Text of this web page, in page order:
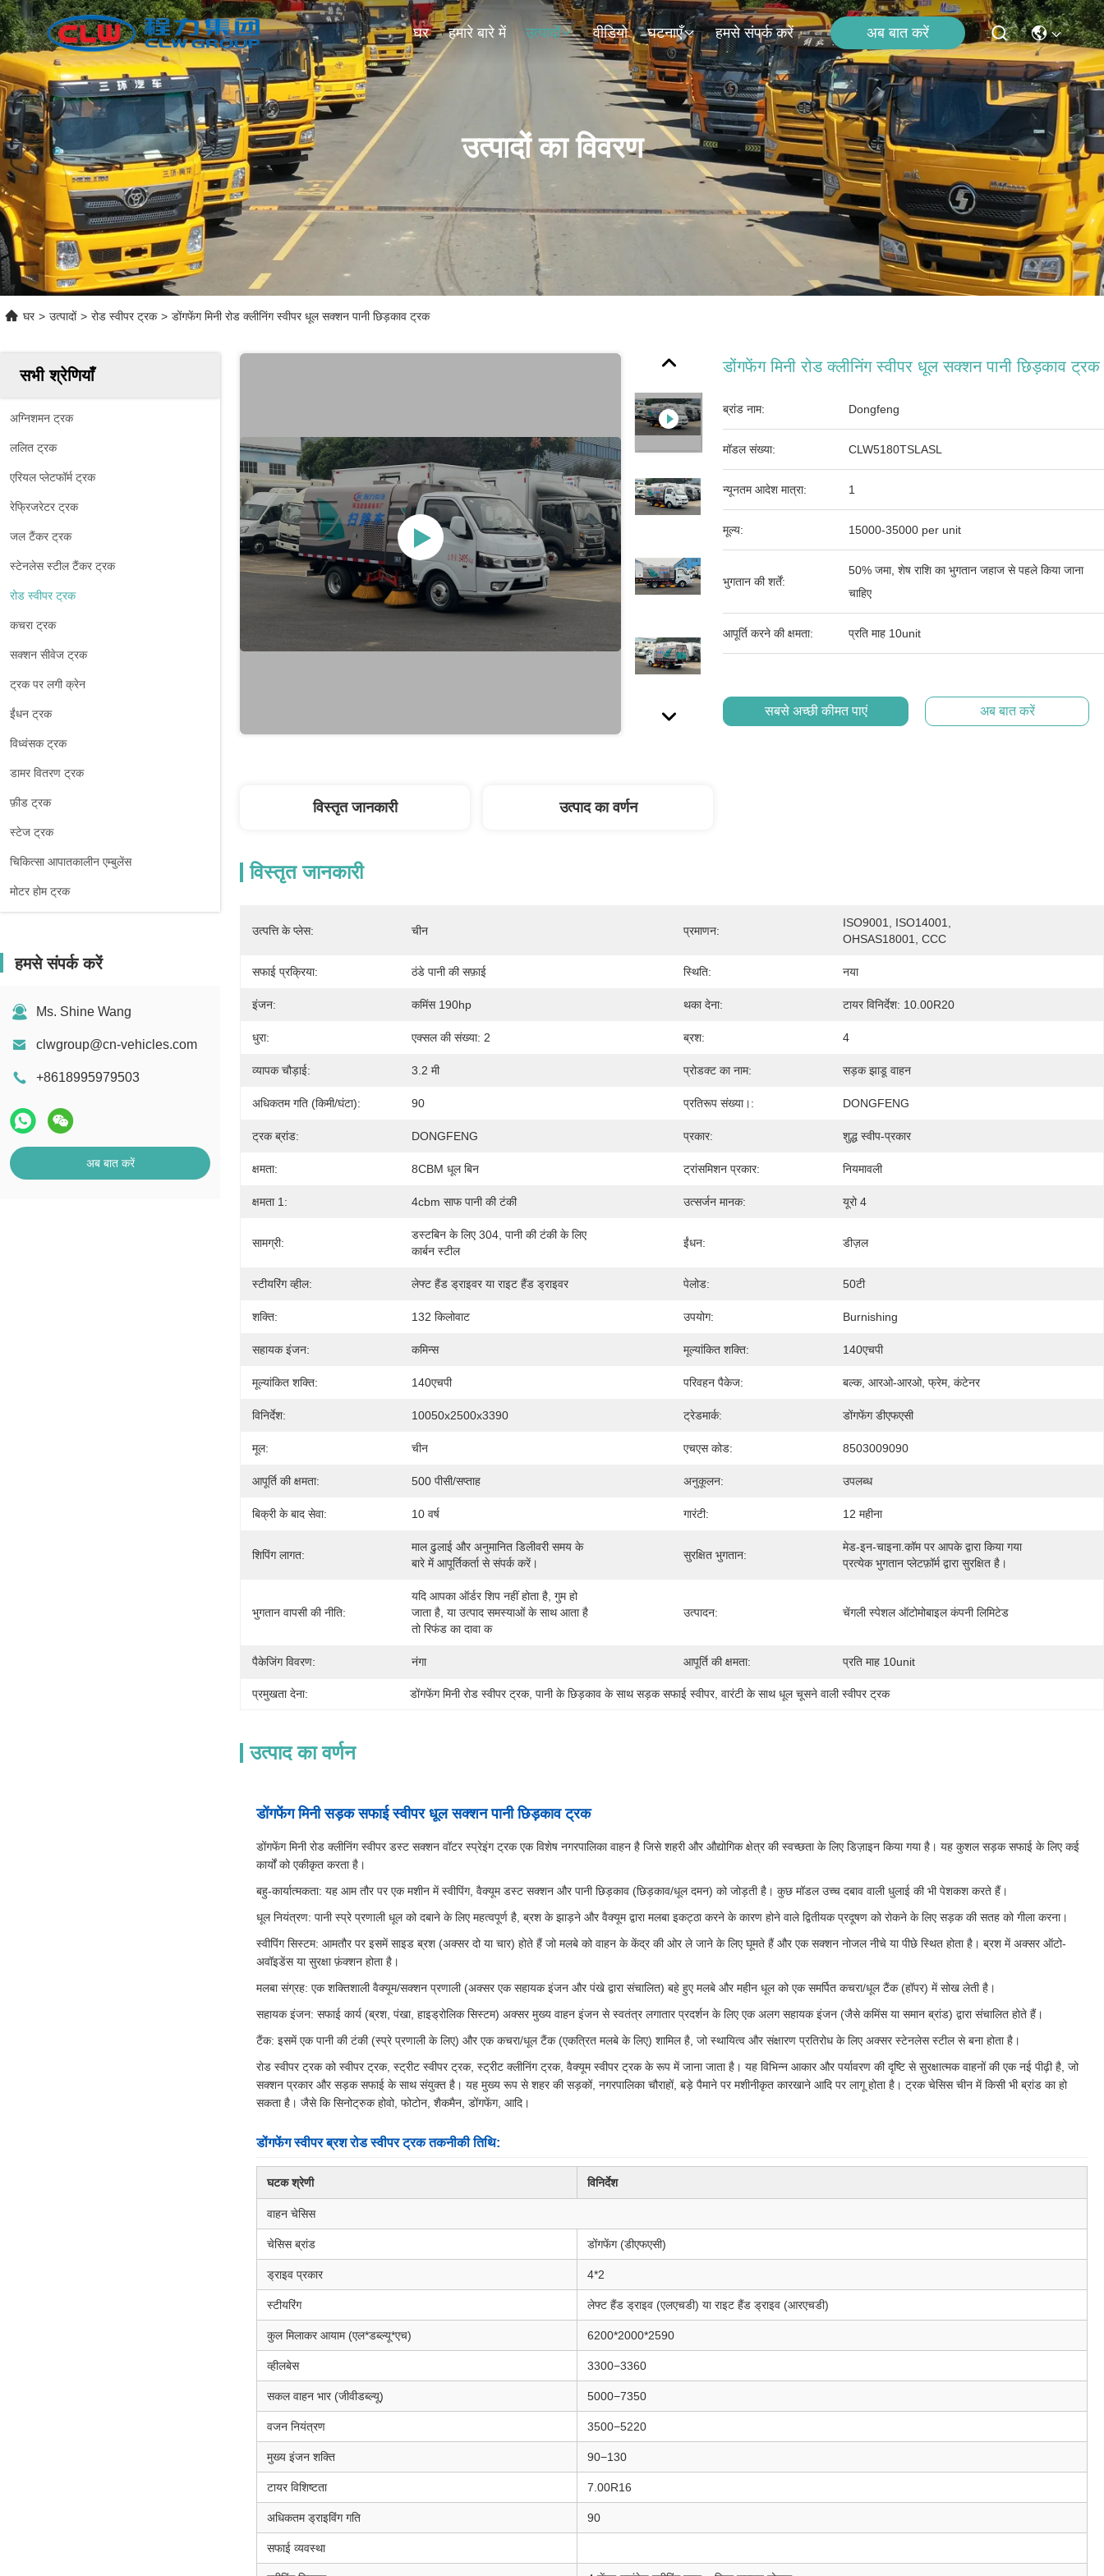
घर हमारे बारे में उत्पादों वीडियो घटनाएँ हमसे संपर्क करें अब बात करें
उत्पादों का विवरण
घर > उत्पादों > रोड स्वीपर ट्रक > डोंगफेंग मिनी रोड क्लीनिंग स्वीपर धूल सक्शन पानी छिड़काव ट्रक
सभी श्रेणियाँ
अग्निशमन ट्रक
ललित ट्रक
एरियल प्लेटफॉर्म ट्रक
रेफ्रिजरेटर ट्रक
जल टैंकर ट्रक
स्टेनलेस स्टील टैंकर ट्रक
रोड स्वीपर ट्रक
कचरा ट्रक
सक्शन सीवेज ट्रक
ट्रक पर लगी क्रेन
ईंधन ट्रक
विध्वंसक ट्रक
डामर वितरण ट्रक
फ़ीड ट्रक
स्टेज ट्रक
चिकित्सा आपातकालीन एम्बुलेंस
मोटर होम ट्रक
हमसे संपर्क करें
Ms. Shine Wang
clwgroup@cn-vehicles.com
+8618995979503
अब बात करें
डोंगफेंग मिनी रोड क्लीनिंग स्वीपर धूल सक्शन पानी छिड़काव ट्रक
ब्रांड नाम: Dongfeng
मॉडल संख्या: CLW5180TSLASL
न्यूनतम आदेश मात्रा: 1
मूल्य: 15000-35000 per unit
भुगतान की शर्तें:
50% जमा, शेष राशि का भुगतान जहाज से पहले किया जाना
चाहिए
आपूर्ति करने की क्षमता: प्रति माह 10unit
सबसे अच्छी कीमत पाएं अब बात करें
विस्तृत जानकारी उत्पाद का वर्णन
विस्तृत जानकारी
उत्पत्ति के प्लेस: चीन प्रमाणन:
ISO9001, ISO14001,
OHSAS18001, CCC
सफाई प्रक्रिया: ठंडे पानी की सफ़ाई स्थिति: नया
इंजन: कमिंस 190hp थका देना: टायर विनिर्देश: 10.00R20
धुरा: एक्सल की संख्या: 2 ब्रश: 4
व्यापक चौड़ाई: 3.2 मी प्रोडक्ट का नाम: सड़क झाडू वाहन
अधिकतम गति (किमी/घंटा): 90 प्रतिरूप संख्या।: DONGFENG
ट्रक ब्रांड: DONGFENG प्रकार: शुद्ध स्वीप-प्रकार
क्षमता: 8CBM धूल बिन ट्रांसमिशन प्रकार: नियमावली
क्षमता 1: 4cbm साफ पानी की टंकी उत्सर्जन मानक: यूरो 4
सामग्री:
डस्टबिन के लिए 304, पानी की टंकी के लिए
कार्बन स्टील
ईंधन: डीज़ल
स्टीयरिंग व्हील: लेफ्ट हैंड ड्राइवर या राइट हैंड ड्राइवर पेलोड: 50टी
शक्ति: 132 किलोवाट उपयोग: Burnishing
सहायक इंजन: कमिन्स मूल्यांकित शक्ति: 140एचपी
मूल्यांकित शक्ति: 140एचपी परिवहन पैकेज: बल्क, आरओ-आरओ, फ्रेम, कंटेनर
विनिर्देश: 10050x2500x3390 ट्रेडमार्क: डोंगफेंग डीएफएसी
मूल: चीन एचएस कोड: 8503009090
आपूर्ति की क्षमता: 500 पीसी/सप्ताह अनुकूलन: उपलब्ध
बिक्री के बाद सेवा: 10 वर्ष गारंटी: 12 महीना
शिपिंग लागत:
माल ढुलाई और अनुमानित डिलीवरी समय के
बारे में आपूर्तिकर्ता से संपर्क करें।
सुरक्षित भुगतान:
मेड-इन-चाइना.कॉम पर आपके द्वारा किया गया
प्रत्येक भुगतान प्लेटफ़ॉर्म द्वारा सुरक्षित है।
भुगतान वापसी की नीति:
यदि आपका ऑर्डर शिप नहीं होता है, गुम हो
जाता है, या उत्पाद समस्याओं के साथ आता है
तो रिफंड का दावा क
उत्पादन: चेंगली स्पेशल ऑटोमोबाइल कंपनी लिमिटेड
पैकेजिंग विवरण: नंगा आपूर्ति की क्षमता: प्रति माह 10unit
प्रमुखता देना: डोंगफेंग मिनी रोड स्वीपर ट्रक, पानी के छिड़काव के साथ सड़क सफाई स्वीपर, वारंटी के साथ धूल चूसने वाली स्वीपर ट्रक
उत्पाद का वर्णन
डोंगफेंग मिनी सड़क सफाई स्वीपर धूल सक्शन पानी छिड़काव ट्रक
डोंगफेंग मिनी रोड क्लीनिंग स्वीपर डस्ट सक्शन वॉटर स्प्रेइंग ट्रक एक विशेष नगरपालिका वाहन है जिसे शहरी और औद्योगिक क्षेत्र की स्वच्छता के लिए डिज़ाइन किया गया है। यह कुशल सड़क सफाई के लिए कई
कार्यों को एकीकृत करता है।
बहु-कार्यात्मकता: यह आम तौर पर एक मशीन में स्वीपिंग, वैक्यूम डस्ट सक्शन और पानी छिड़काव (छिड़काव/धूल दमन) को जोड़ती है। कुछ मॉडल उच्च दबाव वाली धुलाई की भी पेशकश करते हैं।
धूल नियंत्रण: पानी स्प्रे प्रणाली धूल को दबाने के लिए महत्वपूर्ण है, ब्रश के झाड़ने और वैक्यूम द्वारा मलबा इकट्ठा करने के कारण होने वाले द्वितीयक प्रदूषण को रोकने के लिए सड़क की सतह को गीला करना।
स्वीपिंग सिस्टम: आमतौर पर इसमें साइड ब्रश (अक्सर दो या चार) होते हैं जो मलबे को वाहन के केंद्र की ओर ले जाने के लिए घूमते हैं और एक सक्शन नोजल नीचे या पीछे स्थित होता है। ब्रश में अक्सर ऑटो-
अवॉइडेंस या सुरक्षा फ़ंक्शन होता है।
मलबा संग्रह: एक शक्तिशाली वैक्यूम/सक्शन प्रणाली (अक्सर एक सहायक इंजन और पंखे द्वारा संचालित) बहे हुए मलबे और महीन धूल को एक समर्पित कचरा/धूल टैंक (हॉपर) में सोख लेती है।
सहायक इंजन: सफाई कार्य (ब्रश, पंखा, हाइड्रोलिक सिस्टम) अक्सर मुख्य वाहन इंजन से स्वतंत्र लगातार प्रदर्शन के लिए एक अलग सहायक इंजन (जैसे कमिंस या समान ब्रांड) द्वारा संचालित होते हैं।
टैंक: इसमें एक पानी की टंकी (स्प्रे प्रणाली के लिए) और एक कचरा/धूल टैंक (एकत्रित मलबे के लिए) शामिल है, जो स्थायित्व और संक्षारण प्रतिरोध के लिए अक्सर स्टेनलेस स्टील से बना होता है।
रोड स्वीपर ट्रक को स्वीपर ट्रक, स्ट्रीट स्वीपर ट्रक, स्ट्रीट क्लीनिंग ट्रक, वैक्यूम स्वीपर ट्रक के रूप में जाना जाता है। यह विभिन्न आकार और पर्यावरण की दृष्टि से सुरक्षात्मक वाहनों की एक नई पीढ़ी है, जो
सक्शन प्रकार और सड़क सफाई के साथ संयुक्त है। यह मुख्य रूप से शहर की सड़कों, नगरपालिका चौराहों, बड़े पैमाने पर मशीनीकृत कारखाने आदि पर लागू होता है। ट्रक चेसिस चीन में किसी भी ब्रांड का हो
सकता है। जैसे कि सिनोट्रुक होवो, फोटोन, शैकमैन, डोंगफेंग, आदि।
डोंगफेंग स्वीपर ब्रश रोड स्वीपर ट्रक तकनीकी तिथि:
घटक श्रेणी विनिर्देश
वाहन चेसिस
चेसिस ब्रांड डोंगफेंग (डीएफएसी)
ड्राइव प्रकार 4*2
स्टीयरिंग लेफ्ट हैंड ड्राइव (एलएचडी) या राइट हैंड ड्राइव (आरएचडी)
कुल मिलाकर आयाम (एल*डब्ल्यू*एच) 6200*2000*2590
व्हीलबेस 3300−3360
सकल वाहन भार (जीवीडब्ल्यू) 5000−7350
वजन नियंत्रण 3500−5220
मुख्य इंजन शक्ति 90−130
टायर विशिष्टता 7.00R16
अधिकतम ड्राइविंग गति 90
सफाई व्यवस्था